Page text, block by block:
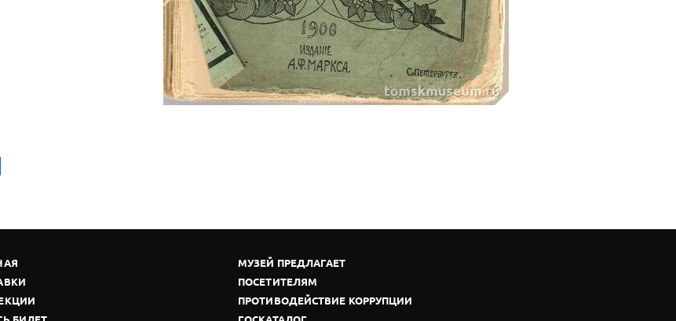
МУЗЕЙ ПРЕДЛАГАЕТ
ПОСЕТИТЕЛЯМ
ПРОТИВОДЕЙСТВИЕ КОРРУПЦИИ